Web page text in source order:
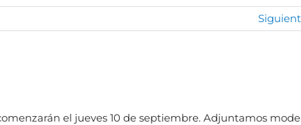
el jueves 10 de septiembre. Adjuntamos